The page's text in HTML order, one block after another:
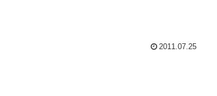
2011.07.25